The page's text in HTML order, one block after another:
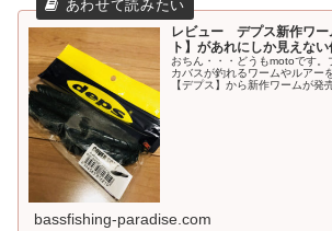
レビュー デプス新作ワー
ト】があれにしか見えない
おちん・・・どうもmotoです。
カバスが釣れるワームやルアー
【デプス】から新作ワームが発
bassfishing-paradise.com